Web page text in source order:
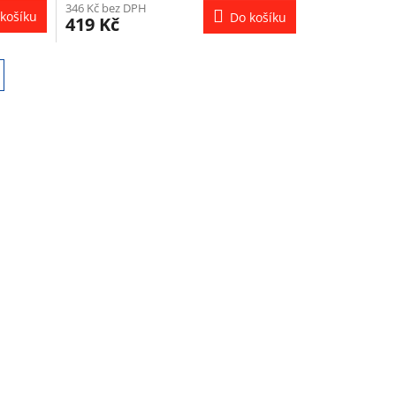
346 Kč bez DPH
419 Kč Do košíku